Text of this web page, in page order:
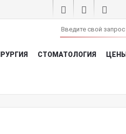
СТОМАТОЛОГИЯ ЦЕНЫ